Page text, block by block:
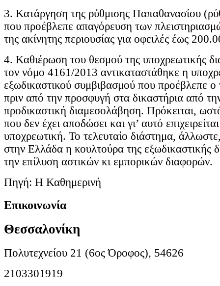
3. Κατάργηση της ρύθμισης Παπαθανασίου
που προέβλεπε απαγόρευση των
της ακίνητης περιουσίας για οφειλές έως
4. Καθιέρωση του θεσμού της υποχρεωτικής
τον νόμο 4161/2013 αντικαταστάθηκε η
εξωδικαστικού συμβιβασμού που προέβλεπε
πριν από την προσφυγή στα δικαστήρια από
προδικαστική διαμεσολάβηση. Πρόκειται,
που δεν έχει αποδώσει και γι’ αυτό
υποχρεωτική. Το τελευταίο διάστημα,
στην Ελλάδα η κουλτούρα της εξωδικαστικής
την επίλυση αστικών κι εμπορικών διαφορών.
Πηγή: Η Καθημερινή
Επικοινωνία
Θεσσαλονίκη
Πολυτεχνείου 21 (6ος Όροφος), 54626
2103301919